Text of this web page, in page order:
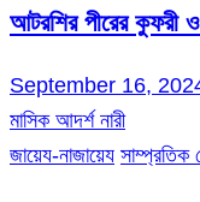
আটরশির পীরের কুফরী
September 16,
মাসিক আদর্শ নারী
জায়েয-নাজায়েয সাম্প্রতিক